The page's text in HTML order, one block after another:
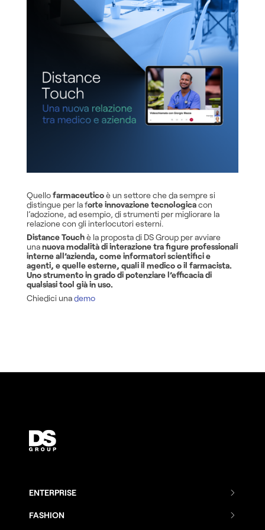
Quellofarmaceuticoè un settore che da sempre si
distingue per la forte innovazione tecnologicacon
l’adozione, ad esempio, di strumenti per migliorare la
relazione con gli interlocutori esterni.
Distance Touchè la proposta di DS Group per avviare
unanuova modalità di interazione tra figure professionali
interne all’azienda, come informatori scientifici e
agenti, e quelle esterne, quali il medico o il farmacista.
Uno strumento in grado di potenziare l’efficacia di
qualsiasi tool già in uso.
Chiedici unademo
ENTERPRISE
Combenia
FASHION